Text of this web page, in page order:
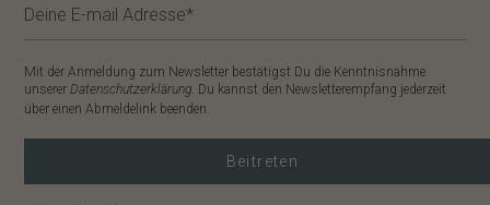
Mit der Anmeldung zum Newsletter bestätigst Du die Kenntnisnahme
unserer Datenschutzerklärung. Du kannst den Newsletterempfang jederzeit
über einen Abmeldelink beenden.
Beitreten